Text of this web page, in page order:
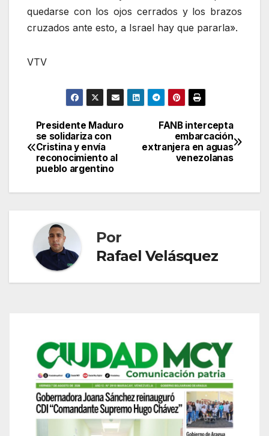
quedarse con los ojos cerrados y los brazos
cruzados ante esto, a Israel hay que pararla».
VTV
Navegación
de
entradas
FANB intercepta
embarcación
extranjera en aguas
venezolanas
Presidente Maduro
se solidariza con
Cristina y envía
reconocimiento al
pueblo argentino
Por
Rafael Velásquez